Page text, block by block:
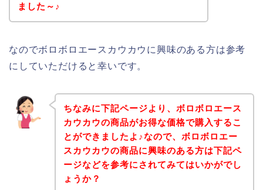
ました～♪
なのでボロボロエースカウカウに興味のある方は参考
にしていただけると幸いです。
ちなみに下記ページより、ボロボロエース
カウカウの商品がお得な価格で購入するこ
とができましたよ♪なので、ボロボロエー
スカウカウの商品に興味のある方は下記ペ
ージなどを参考にされてみてはいかがでし
ょうか？